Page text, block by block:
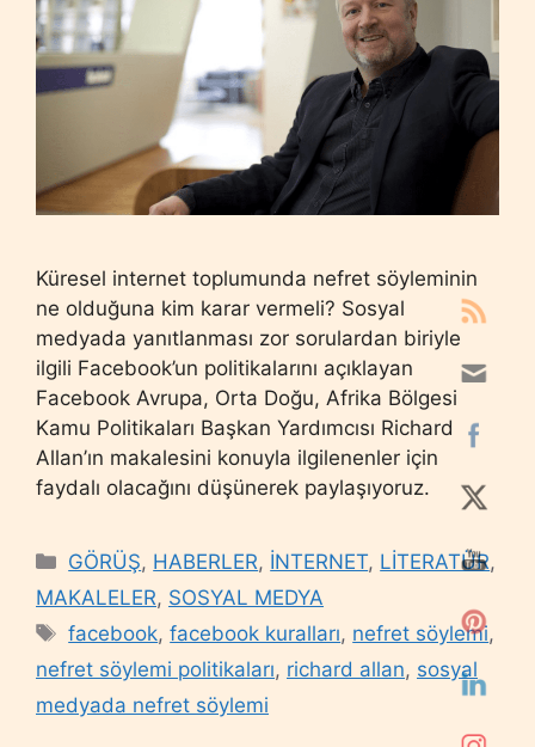
Küresel internet toplumunda nefret söyleminin
ne olduğuna kim karar vermeli? Sosyal
medyada yanıtlanması zor sorulardan biriyle
ilgili Facebook’un politikalarını açıklayan
Facebook Avrupa, Orta Doğu, Afrika Bölgesi
Kamu Politikaları Başkan Yardımcısı Richard
Allan’ın makalesini konuyla ilgilenenler için
faydalı olacağını düşünerek paylaşıyoruz.
Categories
GÖRÜŞ, HABERLER, İNTERNET, LİTERATÜR,
MAKALELER, SOSYAL MEDYA
Tags
facebook,facebook kuralları, nefret söylemi,
nefret söylemi politikaları, richard allan, sosyal
medyada nefret söylemi